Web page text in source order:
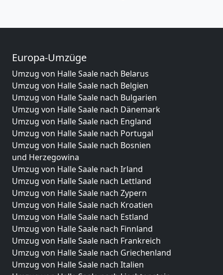
Europa-Umzüge
Umzug von Halle Saale nach Belarus
Umzug von Halle Saale nach Belgien
Umzug von Halle Saale nach Bulgarien
Umzug von Halle Saale nach Dänemark
Umzug von Halle Saale nach England
Umzug von Halle Saale nach Portugal
Umzug von Halle Saale nach Bosnien
und Herzegowina
Umzug von Halle Saale nach Irland
Umzug von Halle Saale nach Lettland
Umzug von Halle Saale nach Zypern
Umzug von Halle Saale nach Kroatien
Umzug von Halle Saale nach Estland
Umzug von Halle Saale nach Finnland
Umzug von Halle Saale nach Frankreich
Umzug von Halle Saale nach Griechenland
Umzug von Halle Saale nach Italien